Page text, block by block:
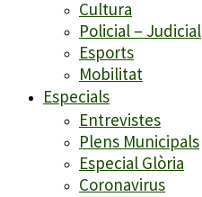
Cultura
Policial – Judicial
Esports
Mobilitat
Especials
Entrevistes
Plens Municipals
Especial Glòria
Coronavirus